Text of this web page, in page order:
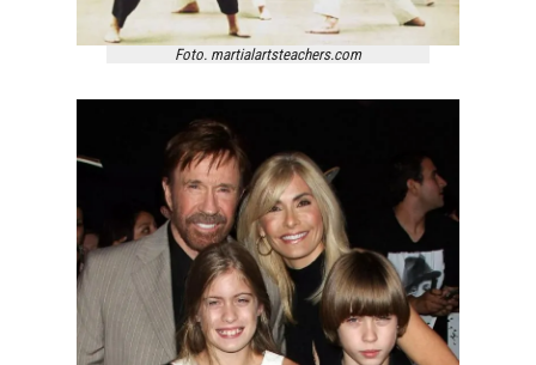
Foto. martialartsteachers.com